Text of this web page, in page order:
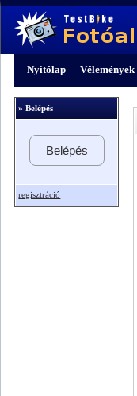
Nyitólap Vélemények
» Belépés
Belépés
regisztráció